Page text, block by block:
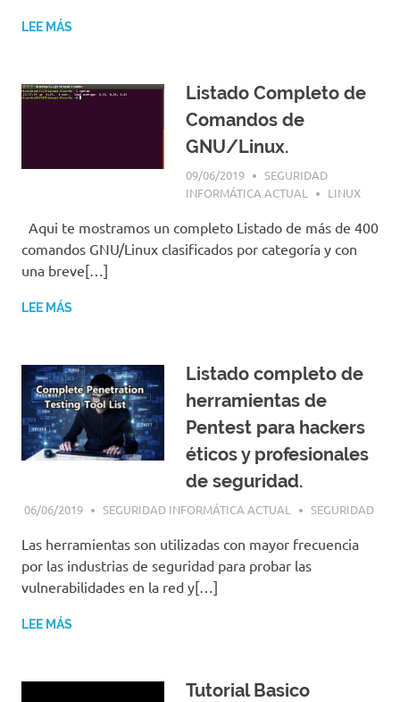
LEE MÁS
Listado Completo de
Comandos de
GNU/Linux.
09/06/2019
SEGURIDAD
INFORMÁTICA ACTUAL
LINUX
Aqui te mostramos un completo Listado de más de 400
comandos GNU/Linux clasificados por categoría y con
una breve[…]
LEE MÁS
Listado completo de
herramientas de
Pentest para hackers
éticos y profesionales
de seguridad.
06/06/2019 SEGURIDAD INFORMÁTICA ACTUAL SEGURIDAD
Las herramientas son utilizadas con mayor frecuencia
por las industrias de seguridad para probar las
vulnerabilidades en la red y[…]
LEE MÁS
Tutorial Basico